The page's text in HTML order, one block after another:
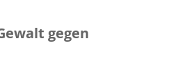
gegen